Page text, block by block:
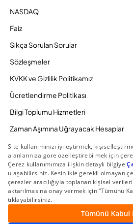
NASDAQ
Faiz
Sıkça Sorulan Sorular
Sözleşmeler
KVKK ve Gizlilik Politikamız
Ücretlendirme Politikası
Bilgi Toplumu Hizmetleri
Zaman Aşımına Uğrayacak Hesaplar
Duyurular ve Kampanyalar
© 2026 Gedik Yatırım Menkul